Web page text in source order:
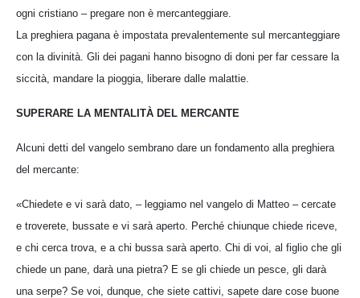
ogni cristiano – pregare non è mercanteggiare.
La preghiera pagana è impostata prevalentemente sul mercanteggiare
con la divinità. Gli dei pagani hanno bisogno di doni per far cessare la
siccità, mandare la pioggia, liberare dalle malattie.
SUPERARE LA MENTALITÀ DEL MERCANTE
Alcuni detti del vangelo sembrano dare un fondamento alla preghiera
del mercante:
«Chiedete e vi sarà dato, – leggiamo nel vangelo di Matteo – cercate
e troverete, bussate e vi sarà aperto. Perché chiunque chiede riceve,
e chi cerca trova, e a chi bussa sarà aperto. Chi di voi, al figlio che gli
chiede un pane, darà una pietra? E se gli chiede un pesce, gli darà
una serpe? Se voi, dunque, che siete cattivi, sapete dare cose buone